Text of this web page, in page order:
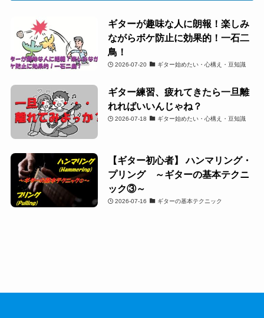
ギターが趣味な人に朗報！楽しみ
ながらボケ防止に効果的！一石二
鳥！
2026-07-20 ギター始めたい・心構え・豆知識
ギター練習、疲れてきたら一旦離
れればいいんじゃね？
2026-07-18 ギター始めたい・心構え・豆知識
【ギター初心者】 ハンマリング・
プリング ～ギターの基本テクニ
ック③～
2026-07-16 ギターの基本テクニック